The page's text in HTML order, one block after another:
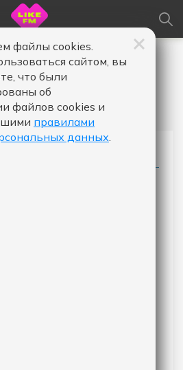
файлы cookies.
сайтом, вы
что были
об
файлов cookies и
правилами
данных.